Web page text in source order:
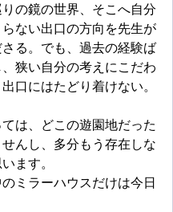
の鏡の世界、そこへ自分
ない出口の方向を先生が
る。でも、過去の経験ば
狭い自分の考えにこだわ
口にはたどり着けない。
は、どこの遊園地だった
んし、多分もう存在しな
ます。
ミラーハウスだけは今日